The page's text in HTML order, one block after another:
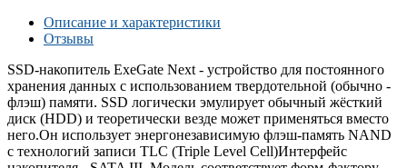
Описание и характеристики
Отзывы
SSD-накопитель ExeGate Next - устройство для постоянного
хранения данных с использованием твердотельной (обычно -
флэш) памяти. SSD логически эмулирует обычный жёсткий
диск (HDD) и теоретически везде может применяться вместо
него.Он использует энергонезависимую флэш-память NAND
с технологий записи TLC (Triple Level Cell)Интерфейс